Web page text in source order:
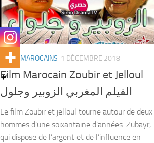
FILMS MAROCAINS 1 DÉCEMBRE 2018
Film Marocain Zoubir et Jelloul
الفيلم المغربي الزوبير وجلول
Le film Zoubir et jelloul tourne autour de deux
hommes d’une soixantaine d’années. Zubayr,
qui dispose de l’argent et de l’influence en